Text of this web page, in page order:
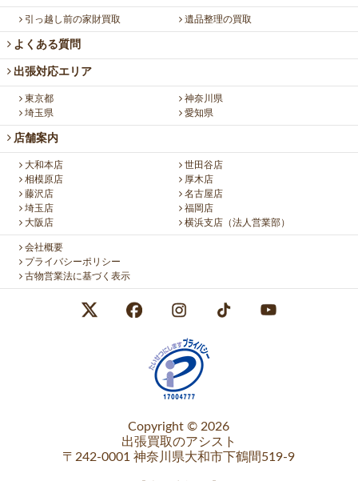
引っ越し前の家財買取 遺品整理の買取
よくある質問
出張対応エリア
東京都
神奈川県
埼玉県
愛知県
店舗案内
大和本店
世田谷店
相模原店
厚木店
藤沢店
名古屋店
埼玉店
福岡店
大阪店
横浜支店（法人営業部）
会社概要
プライバシーポリシー
古物営業法に基づく表示
Copyright © 2026
出張買取のアシスト
〒242-0001 神奈川県大和市下鶴間519-9